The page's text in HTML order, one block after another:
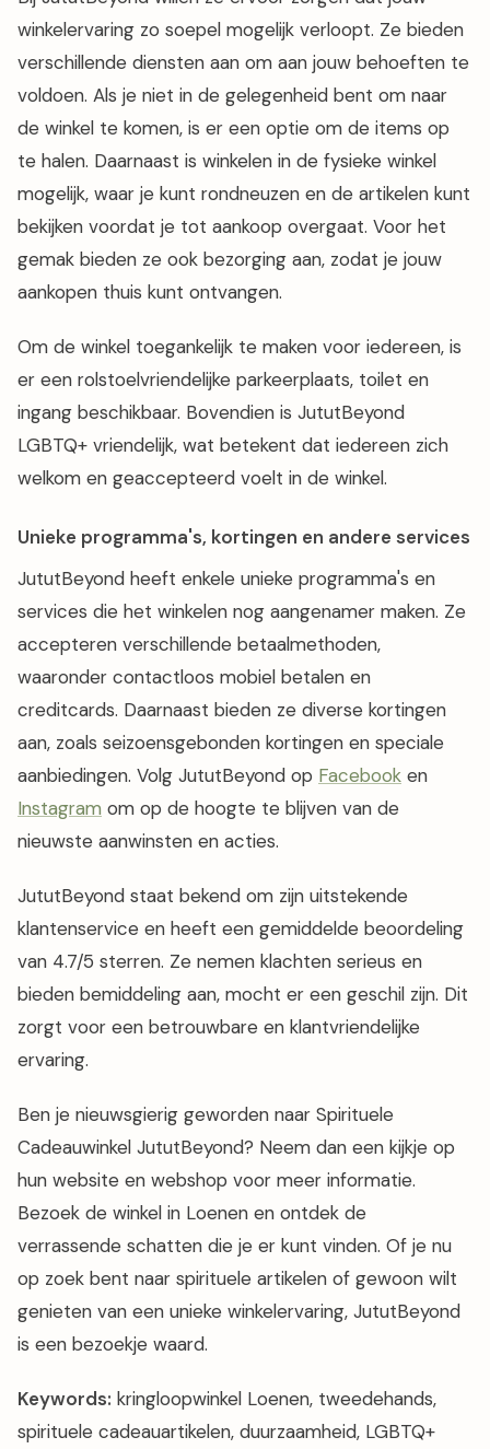
winkelervaring zo soepel mogelijk verloopt. Ze bieden
verschillende diensten aan om aan jouw behoeften te
voldoen. Als je niet in de gelegenheid bent om naar
de winkel te komen, is er een optie om de items op
te halen. Daarnaast is winkelen in de fysieke winkel
mogelijk, waar je kunt rondneuzen en de artikelen kunt
bekijken voordat je tot aankoop overgaat. Voor het
gemak bieden ze ook bezorging aan, zodat je jouw
aankopen thuis kunt ontvangen.
Om de winkel toegankelijk te maken voor iedereen, is
er een rolstoelvriendelijke parkeerplaats, toilet en
ingang beschikbaar. Bovendien is JututBeyond
LGBTQ+ vriendelijk, wat betekent dat iedereen zich
welkom en geaccepteerd voelt in de winkel.
Unieke programma's, kortingen en andere services
JututBeyond heeft enkele unieke programma's en
services die het winkelen nog aangenamer maken. Ze
accepteren verschillende betaalmethoden,
waaronder contactloos mobiel betalen en
creditcards. Daarnaast bieden ze diverse kortingen
aan, zoals seizoensgebonden kortingen en speciale
aanbiedingen. Volg JututBeyond op Facebook en
Instagram om op de hoogte te blijven van de
nieuwste aanwinsten en acties.
JututBeyond staat bekend om zijn uitstekende
klantenservice en heeft een gemiddelde beoordeling
van 4.7/5 sterren. Ze nemen klachten serieus en
bieden bemiddeling aan, mocht er een geschil zijn. Dit
zorgt voor een betrouwbare en klantvriendelijke
ervaring.
Ben je nieuwsgierig geworden naar Spirituele
Cadeauwinkel JututBeyond? Neem dan een kijkje op
hun website en webshop voor meer informatie.
Bezoek de winkel in Loenen en ontdek de
verrassende schatten die je er kunt vinden. Of je nu
op zoek bent naar spirituele artikelen of gewoon wilt
genieten van een unieke winkelervaring, JututBeyond
is een bezoekje waard.
Keywords: kringloopwinkel Loenen, tweedehands,
spirituele cadeauartikelen, duurzaamheid, LGBTQ+